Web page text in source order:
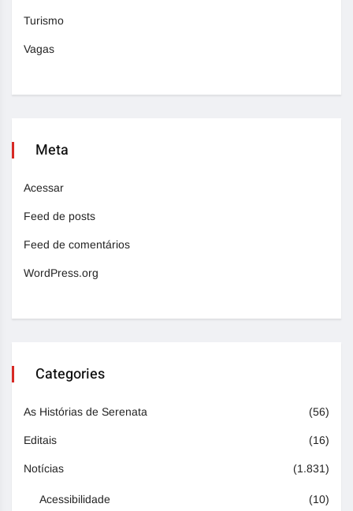
Turismo
Vagas
Meta
Acessar
Feed de posts
Feed de comentários
WordPress.org
Categories
As Histórias de Serenata (56)
Editais (16)
Notícias (1.831)
Acessibilidade (10)